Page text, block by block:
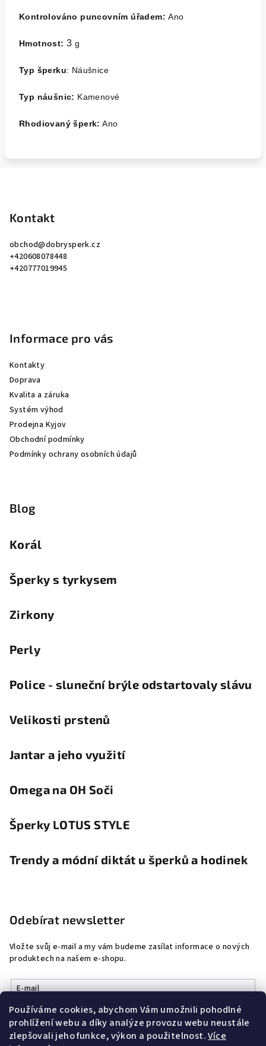
Používáme cookies, abychom Vám umožnili pohodlné
prohlížení webu a díky analýze provozu webu neustále
zlepšovali jeho funkce, výkon a použitelnost.Více
Kontrolováno puncovním úřadem:Ano
Hmotnost: 3 g
Typ šperku: Náušnice
Typ náušnic: Kamenové
Rhodiovaný šperk: Ano
Kontakt
obchod@dobrysperk.cz
+420608078448
+420777019945
Informace pro vás
Kontakty
Doprava
Kvalita a záruka
Systém výhod
Prodejna Kyjov
Obchodní podmínky
Podmínky ochrany osobních údajů
Blog
Korál
Šperky s tyrkysem
Zirkony
Perly
Police - sluneční brýle odstartovaly slávu
Velikosti prstenů
Jantar a jeho využití
Omega na OH Soči
Šperky LOTUS STYLE
Trendy a módní diktát u šperků a hodinek
Odebírat newsletter
Vložte svůj e-mail a my vám budeme zasílat informace o nových
produktech na našem e-shopu.
E-mail
Vložením e-mailu souhlasíte spodmínkami ochrany osobních
údajů